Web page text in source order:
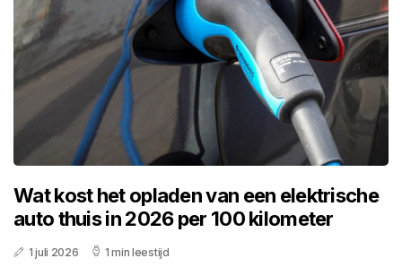
Wat kost het opladen van een elektrische
auto thuis in 2026 per 100 kilometer
1 juli 2026 1 min leestijd